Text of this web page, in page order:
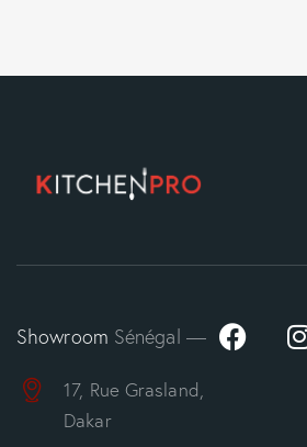
Showroom Sénégal —
17, Rue Grasland,
Dakar